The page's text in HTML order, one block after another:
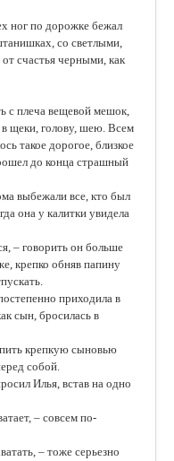
ног по дорожке бежал
со светлыми,
счастья черными, как
с плеча вещевой мешок,
в щеки, голову, шею. Всем
такое дорогое, близкое
до конца страшный
выбежали все, кто был
она у калитки увидела
– говорить он больше
крепко обняв папину
приходила в
сын, бросилась в
крепкую сыновью
собой.
Илья, встав на одно
– совсем по-
– тоже серьезно